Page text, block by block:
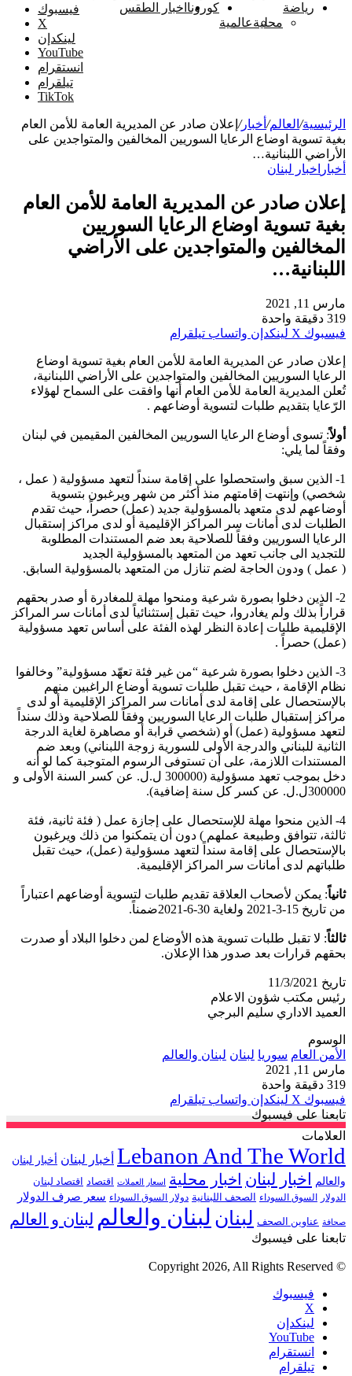
رياضة
محليةعالمية
كورونا اخبار الطقس
فيسبوك
‫X
لينكدإن
‫YouTube
انستقرام
تيلقرام
‫TikTok
الرئيسية/ العالم/ أخبار/ إعلان صادر عن المديرية العامة للأمن العام
بغية تسوية اوضاع الرعايا السوريين المخالفين والمتواجدين على
الأراضي اللبنانية…
أخبار اخبار لبنان
إعلان صادر عن المديرية العامة للأمن العام
بغية تسوية اوضاع الرعايا السوريين
المخالفين والمتواجدين على الأراضي
اللبنانية…
مارس 11, 2021
319 دقيقة واحدة
فيسبوك ‫X لينكدإن واتساب تيلقرام
إعلان صادر عن المديرية العامة للأمن العام بغية تسوية اوضاع
الرعايا السوريين المخالفين والمتواجدين على الأراضي اللبنانية،
تُعلن المديرية العامة للأمن العام أنها وافقت على السماح لهؤلاء
الرّعايا بتقديم طلبات لتسوية أوضاعهم .
أولاً: تسوى أوضاع الرعايا السوريين المخالفين المقيمين في لبنان
وفقاً لما يلي:
1- الذين سبق واستحصلوا على إقامة سنداً لتعهد مسؤولية ( عمل ،
شخصي) وإنتهت إقامتهم منذ أكثر من شهر ويرغبون بتسوية
أوضاعهم لدى متعهد بالمسؤولية جديد (عمل) حصراً، حيث تقدم
الطلبات لدى أمانات سر المراكز الإقليمية أو لدى مراكز إستقبال
الرعايا السوريين وفقاً للصلاحية بعد ضم المستندات المطلوبة
للتجديد الى جانب تعهد من المتعهد بالمسؤولية الجديد
( عمل ) ودون الحاجة لضم تنازل من المتعهد بالمسؤولية السابق.
2- الذين دخلوا بصورة شرعية ومنحوا مهلة للمغادرة أو صدر بحقهم
قراراً بذلك ولم يغادروا، حيث تقبل إستثنائياً لدى أمانات سر المراكز
الإقليمية طلبات إعادة النظر لهذه الفئة على أساس تعهد مسؤولية
(عمل) حصراً .
3- الذين دخلوا بصورة شرعية “من غير فئة تعهّد مسؤولية” وخالفوا
نظام الإقامة ، حيث تقبل طلبات تسوية أوضاع الراغبين منهم
بالإستحصال على إقامة لدى أمانات سر المراكز الإقليمية أو لدى
مراكز إستقبال طلبات الرعايا السوريين وفقاً للصلاحية وذلك سنداً
لتعهد مسؤولية (عمل) أو (شخصي قرابة أو مصاهرة لغاية الدرجة
الثانية للبناني والدرجة الأولى للسورية زوجة اللبناني) وبعد ضم
المستندات اللازمة، على أن تستوفى الرسوم المتوجبة كما لو أنه
دخل بموجب تعهد مسؤولية (300000 ل.ل. عن كسر السنة الأولى و
300000ل.ل. عن كسر كل سنة إضافية).
4- الذين منحوا مهلة للإستحصال على إجازة عمل ( فئة ثانية، فئة
ثالثة، تتوافق وطبيعة عملهم ) دون أن يتمكنوا من ذلك ويرغبون
بالإستحصال على إقامة سنداً لتعهد مسؤولية (عمل)، حيث تقبل
طلباتهم لدى أمانات سر المراكز الإقليمية.
ثانياً: يمكن لأصحاب العلاقة تقديم طلبات لتسوية أوضاعهم اعتباراً
من تاريخ 15-3-2021 ولغاية 30-6-2021ضمناً.
ثالثاً: لا تقبل طلبات تسوية هذه الأوضاع لمن دخلوا البلاد أو صدرت
بحقهم قرارات بعد صدور هذا الإعلان.
تاريخ 11/3/2021
رئيس مكتب شؤون الاعلام
العميد الاداري سليم البرجي
الوسوم
الأمن العام سوريا لبنان لبنان والعالم
مارس 11, 2021
319 دقيقة واحدة
فيسبوك ‫X لينكدإن واتساب تيلقرام
تابعنا على فيسبوك
العلامات
Lebanon And The World أخبار لبنان أخبار لبنان
والعالم
اخبار لبنان اخبار محلية اسعار العملات اقتصاد اقتصاد لبنان
الدولار السوق السوداء الصحف اللبنانية دولار السوق السوداء سعر صرف الدولار
صحافة عناوين الصحف لبنان لبنان والعالم لبنان و العالم
تابعنا على فيسبوك
© Copyright 2026, All Rights Reserved
فيسبوك
‫X
لينكدإن
‫YouTube
انستقرام
تيلقرام